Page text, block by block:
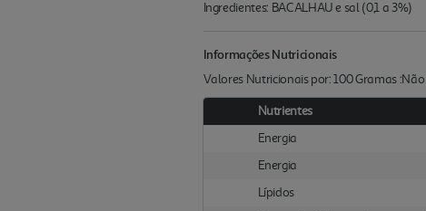
Ingredientes: BACALHAU e sal (0,1 a 3%)
Informações Nutricionais
Valores Nutricionais por: 100 Gramas
Nutrientes
Energia
Energia
Lípidos